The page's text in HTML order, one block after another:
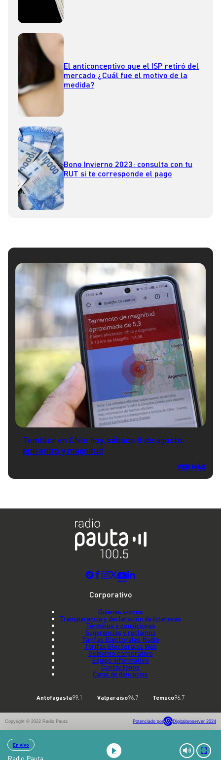
El anticonceptivo que el ISP retiró del
mercado ¿Cuál fue el motivo de la
medida?
Bono Invierno 2023: consulta con tu
RUT si te corresponde el pago
Temblor en Chile hoy, sábado 8 de agosto:
epicentro y magnitud
VER MÁS
En vivo
Radio Pauta
Corporativo
Quienes somos
Transparencia y declaración de intereses
Términos y condiciones
Sugerencias y reclamos
Tarifas Electorales Radio
Tarifas Electorales Web
Gobierno corporativo
Equipo informativo
Contáctenos
Canal de denuncias
Antofagasta99.1 Valparaíso96.7 Temuco96.7
Copyright © 2022 Radio Pauta Potenciado por Digitalproserver 2024